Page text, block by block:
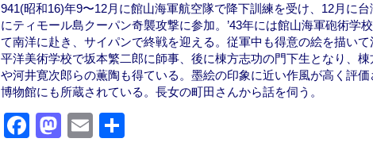
941(昭和16)年9〜12月に館山海軍航空隊で降下訓練を受け、12月に台
にティモール島クーパン奇襲攻撃に参加。’43年には館山海軍砲術学
て南洋に赴き、サイパンで終戦を迎える。従軍中も得意の絵を描い
平洋美術学校で坂本繁二郎に師事、後に棟方志功の門下生となり、
や河井寛次郎らの薫陶も得ている。墨絵の印象に近い作風が高く評
博物館にも所蔵されている。長女の町田さんから話を伺う。
F
M
E